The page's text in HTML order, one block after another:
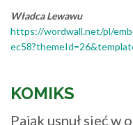
Władca Lewawu
https://wordwall.net/pl/
KOMIKS
Pająk usnuł sieć w